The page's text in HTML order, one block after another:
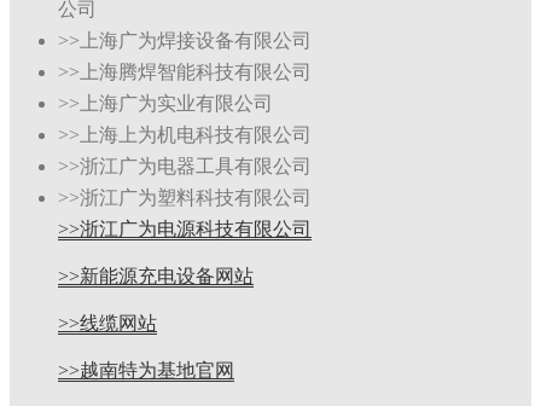
公司
>>上海广为焊接设备有限公司
>>上海腾焊智能科技有限公司
>>上海广为实业有限公司
>>上海上为机电科技有限公司
>>浙江广为电器工具有限公司
>>浙江广为塑料科技有限公司
>>浙江广为电源科技有限公司
>>新能源充电设备网站
>>线缆网站
>>越南特为基地官网